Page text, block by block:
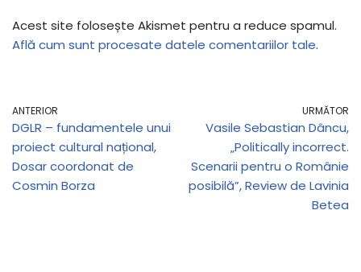
Acest site folosește Akismet pentru a reduce spamul.
Află cum sunt procesate datele comentariilor tale.
ANTERIOR
DGLR – fundamentele unui
proiect cultural național,
Dosar coordonat de
Cosmin Borza
URMĂTOR
Vasile Sebastian Dâncu,
„Politically incorrect.
Scenarii pentru o Românie
posibilă”, Review de Lavinia
Betea